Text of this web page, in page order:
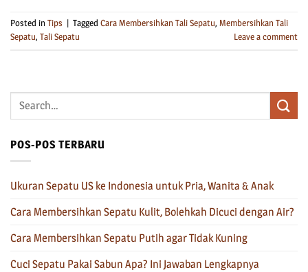
Posted in Tips | Tagged Cara Membersihkan Tali Sepatu, Membersihkan Tali
Sepatu, Tali Sepatu Leave a comment
POS-POS TERBARU
Ukuran Sepatu US ke Indonesia untuk Pria, Wanita & Anak
Cara Membersihkan Sepatu Kulit, Bolehkah Dicuci dengan Air?
Cara Membersihkan Sepatu Putih agar Tidak Kuning
Cuci Sepatu Pakai Sabun Apa? Ini Jawaban Lengkapnya